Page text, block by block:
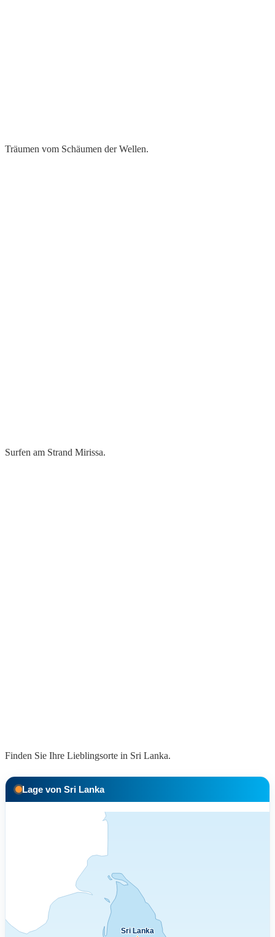
Träumen vom Schäumen der Wellen.
Surfen am Strand Mirissa.
Finden Sie Ihre Lieblingsorte in Sri Lanka.
Lage von Sri Lanka
Sri Lanka